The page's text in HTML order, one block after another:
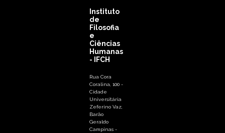
Instituto
de
Filosofia
e
Ciências
Humanas
- IFCH
Rua Cora
Coralina, 100 -
Cidade
Universitária
Zeferino Vaz,
Barão
Geraldo
Campinas -